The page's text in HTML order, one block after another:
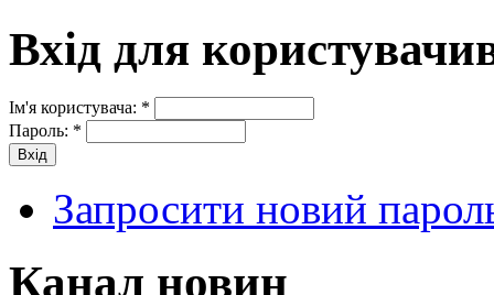
Вхід для
Ім'я користувача: *
Пароль: *
Запросити новий
Канал новин